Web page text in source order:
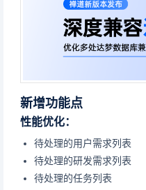
新增功能点
性能优化：
待处理的用户需求列表
待处理的研发需求列表
待处理的任务列表